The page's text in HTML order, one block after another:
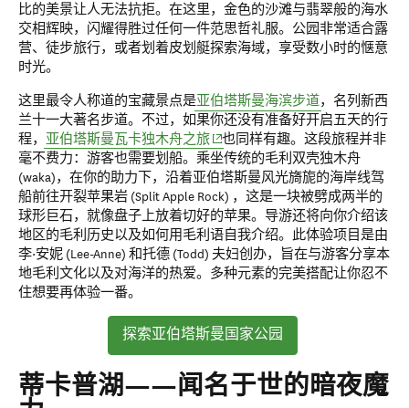
比的美景让人无法抗拒。在这里，金色的沙滩与翡翠般的海水
交相辉映，闪耀得胜过任何一件范思哲礼服。公园非常适合露
营、徒步旅行，或者划着皮划艇探索海域，享受数小时的惬意
时光。
这里最令人称道的宝藏景点是亚伯塔斯曼海滨步道，名列新西
兰十一大著名步道。不过，如果你还没有准备好开启五天的行
程， 亚伯塔斯曼瓦卡独木舟之旅(opens in new window)
也同样有趣。这段旅程并非
毫不费力：游客也需要划船。乘坐传统的毛利双壳独木舟
(waka)，在你的助力下，沿着亚伯塔斯曼风光旖旎的海岸线驾
船前往开裂苹果岩 (Split Apple Rock) ，这是一块被劈成两半的
球形巨石，就像盘子上放着切好的苹果。导游还将向你介绍该
地区的毛利历史以及如何用毛利语自我介绍。此体验项目是由
李·安妮 (Lee-Anne) 和托德 (Todd) 夫妇创办，旨在与游客分享本
地毛利文化以及对海洋的热爱。多种元素的完美搭配让你忍不
住想要再体验一番。
探索亚伯塔斯曼国家公园
蒂卡普湖——闻名于世的暗夜魔